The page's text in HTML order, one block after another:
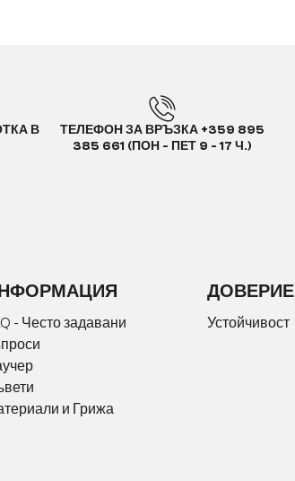
В
ТЕЛЕФОН ЗА ВРЪЗКА +359 895
385 661 (ПОН - ПЕТ 9 - 17 Ч.)
- Често задавани
и Грижа
ДОВЕРИЕ
Устойчивост